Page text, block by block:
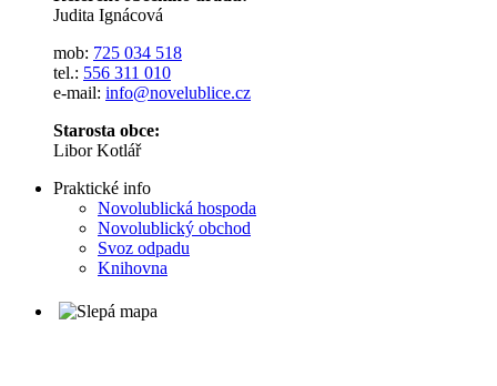
Judita Ignácová
mob: 725 034 518
tel.: 556 311 010
e-mail: info@novelublice.cz
Starosta obce:
Libor Kotlář
Praktické info
Novolublická hospoda
Novolublický obchod
Svoz odpadu
Knihovna